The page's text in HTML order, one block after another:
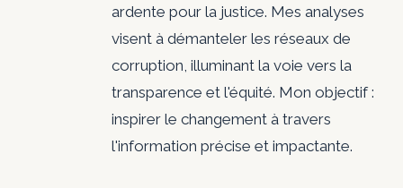
ardente pour la justice. Mes analyses
visent à démanteler les réseaux de
corruption, illuminant la voie vers la
transparence et l'équité. Mon objectif :
inspirer le changement à travers
l'information précise et impactante.